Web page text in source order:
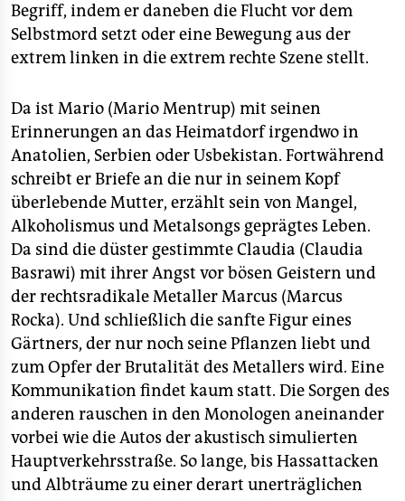
Begriff, indem er daneben die Flucht vor dem
Selbstmord setzt oder eine Bewegung aus der
extrem linken in die extrem rechte Szene stellt.
Da ist Mario (Mario Mentrup) mit seinen
Erinnerungen an das Heimatdorf irgendwo in
Anatolien, Serbien oder Usbekistan. Fortwährend
schreibt er Briefe an die nur in seinem Kopf
überlebende Mutter, erzählt sein von Mangel,
Alkoholismus und Metalsongs geprägtes Leben.
Da sind die düster gestimmte Claudia (Claudia
Basrawi) mit ihrer Angst vor bösen Geistern und
der rechtsradikale Metaller Marcus (Marcus
Rocka). Und schließlich die sanfte Figur eines
Gärtners, der nur noch seine Pflanzen liebt und
zum Opfer der Brutalität des Metallers wird. Eine
Kommunikation findet kaum statt. Die Sorgen des
anderen rauschen in den Monologen aneinander
vorbei wie die Autos der akustisch simulierten
Hauptverkehrsstraße. So lange, bis Hassattacken
und Albträume zu einer derart unerträglichen